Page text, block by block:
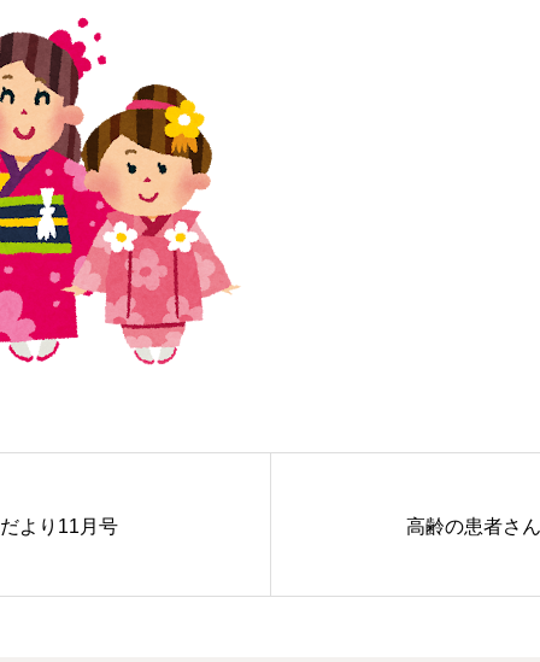
より11月号 高齢の患者さ